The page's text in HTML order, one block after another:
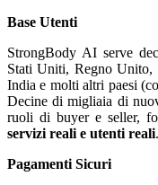
Base Utenti
StrongBody AI serve
Stati Uniti, Regno Unito,
India e molti altri paesi
Decine di migliaia di
ruoli di buyer e seller,
servizi reali e utenti reali.
Pagamenti Sicuri